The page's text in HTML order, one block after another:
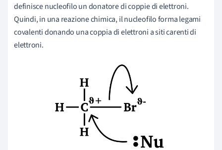
definisce nucleofilo un donatore di coppie di elettroni.
Quindi, in una reazione chimica, il nucleofilo forma legami
covalenti donando una coppia di elettroni a siti carenti di
elettroni.